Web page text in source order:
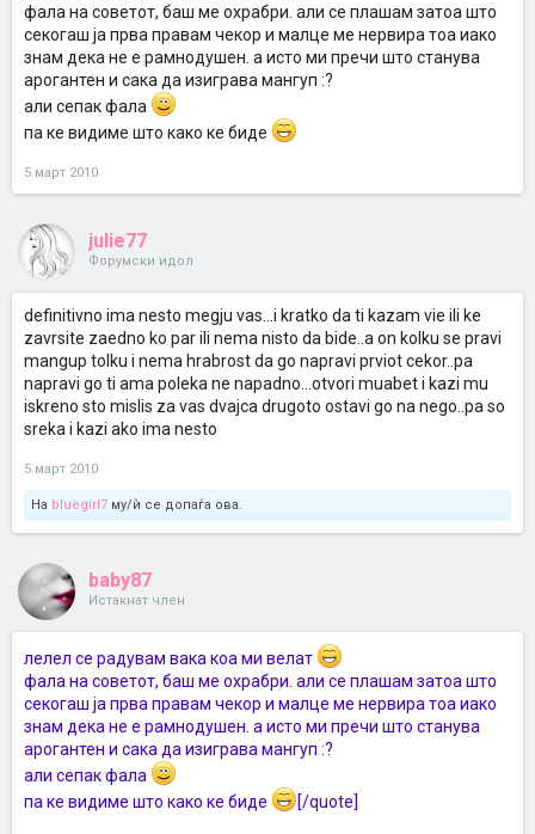
фала на советот, баш ме охрабри. али се плашам затоа што
секогаш ја прва правам чекор и малце ме нервира тоа иако
знам дека не е рамнодушен. а исто ми пречи што станува
арогантен и сака да изиграва мангуп :?
али сепак фала
па ке видиме што како ке биде
5 март 2010
julie77
Форумски идол
definitivno ima nesto megju vas...i kratko da ti kazam vie ili ke
zavrsite zaedno ko par ili nema nisto da bide..a on kolku se pravi
mangup tolku i nema hrabrost da go napravi prviot cekor..pa
napravi go ti ama poleka ne napadno...otvori muabet i kazi mu
iskreno sto mislis za vas dvajca drugoto ostavi go na nego..pa so
sreka i kazi ako ima nesto
5 март 2010
На bluegirl7 му/ѝ се допаѓа ова.
baby87
Истакнат член
лелел се радувам вака коа ми велат
фала на советот, баш ме охрабри. али се плашам затоа што
секогаш ја прва правам чекор и малце ме нервира тоа иако
знам дека не е рамнодушен. а исто ми пречи што станува
арогантен и сака да изиграва мангуп :?
али сепак фала
па ке видиме што како ке биде
[/quote]